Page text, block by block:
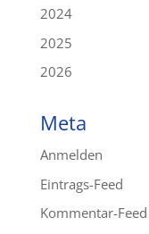
2024
2025
2026
Meta
Anmelden
Eintrags-Feed
Kommentar-Feed